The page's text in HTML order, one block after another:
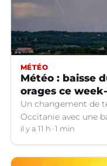
MÉTÉO
Météo : baisse
orages ce
Un changement de
Occitanie avec une
d'orages dans
il y a 11 h 1 min